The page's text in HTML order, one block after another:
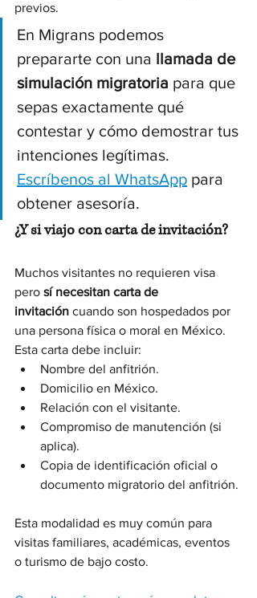
previos.
En Migrans podemos
prepararte con una llamada de
simulación migratoria para que
sepas exactamente qué
contestar y cómo demostrar tus
intenciones legítimas.
Escríbenos al WhatsApp para
obtener asesoría.
¿Y si viajo con carta de invitación?
Muchos visitantes no requieren visa
pero sí necesitan carta de
invitación cuando son hospedados por
una persona física o moral en México.
Esta carta debe incluir:
Nombre del anfitrión.
Domicilio en México.
Relación con el visitante.
Compromiso de manutención (si
aplica).
Copia de identificación oficial o
documento migratorio del anfitrión.
Esta modalidad es muy común para
visitas familiares, académicas, eventos
o turismo de bajo costo.